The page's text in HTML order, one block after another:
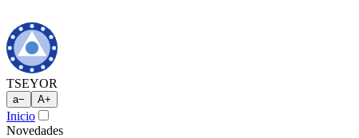
TSEYOR
a− A+
Inicio
Novedades